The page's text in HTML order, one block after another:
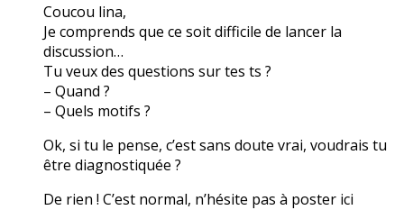
Coucou lina,
Je comprends que ce soit difficile de lancer la
discussion…
Tu veux des questions sur tes ts ?
– Quand ?
– Quels motifs ?
Ok, si tu le pense, c’est sans doute vrai, voudrais tu
être diagnostiquée ?
De rien ! C’est normal, n’hésite pas à poster ici